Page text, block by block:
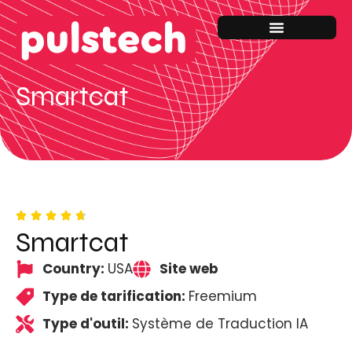
Smartcat
Smartcat
Country: USA
Site web
Type de tarification: Freemium
Type d'outil: Système de Traduction IA